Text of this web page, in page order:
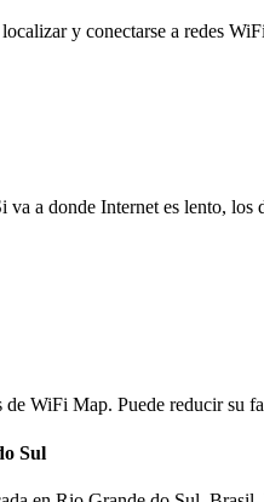
y conectarse a redes
va a donde Internet es lento,
WiFi Map. Puede reducir su
Sul